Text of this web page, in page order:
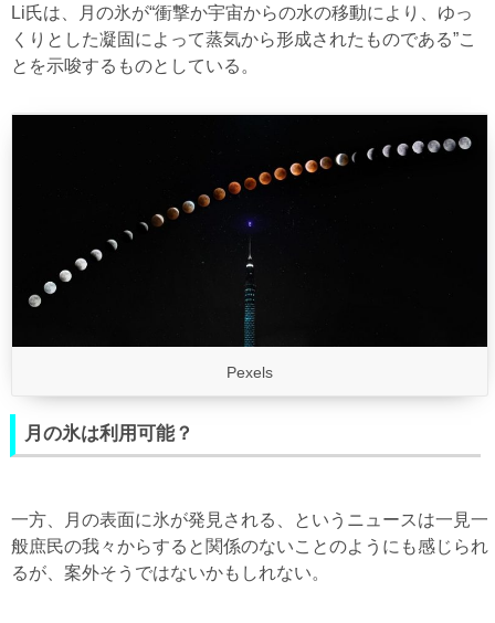
Li氏は、月の氷が“衝撃か宇宙からの水の移動により、ゆっ
くりとした凝固によって蒸気から形成されたものである”こ
とを示唆するものとしている。
Pexels
月の氷は利用可能？
一方、月の表面に氷が発見される、というニュースは一見一
般庶民の我々からすると関係のないことのようにも感じられ
るが、案外そうではないかもしれない。